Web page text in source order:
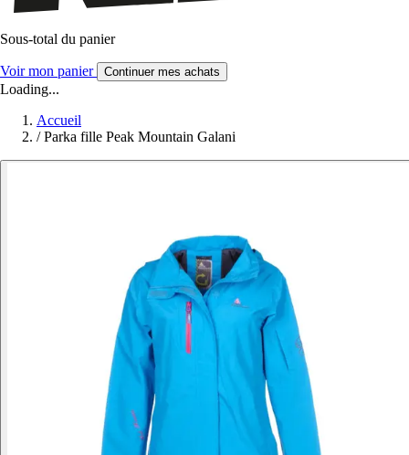
Sous-total du panier
Voir mon panier Continuer mes achats
Loading...
Accueil
/ Parka fille Peak Mountain Galani